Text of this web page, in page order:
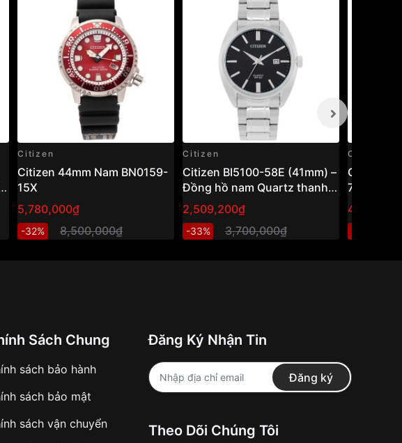
Citizen
Citizen 44mm Nam BN0159-
15X
5,780,000₫
-32% 8,500,000₫
Citizen
Citizen BI5100-58E (41mm) –
Đồng hồ nam Quartz thanh
lịch, thiết kế cổ điển dễ đeo
2,509,200₫
-33% 3,700,000₫
Citizen
Citizen
75L
Sách Chung
sách bảo hành
sách bảo mật
sách vận chuyển
Đăng Ký Nhận Tin
Đăng ký
Theo Dõi Chúng Tôi